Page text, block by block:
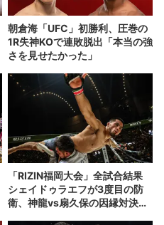
朝倉海「UFC」初勝利、圧巻の
1R失神KOで連敗脱出「本当の強
さを見せたかった」
「RIZIN福岡大会」全試合結果
シェイドゥラエフが3度目の防
衛、神龍vs扇久保の因縁対決も